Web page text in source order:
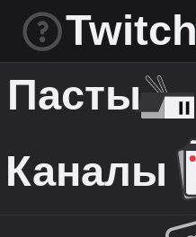
Twitch
Пасты
Каналы